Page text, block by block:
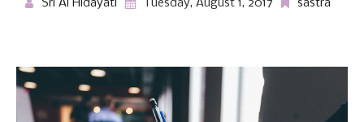
Sri Al Hidayati Tuesday, August 1, 2017 sastra